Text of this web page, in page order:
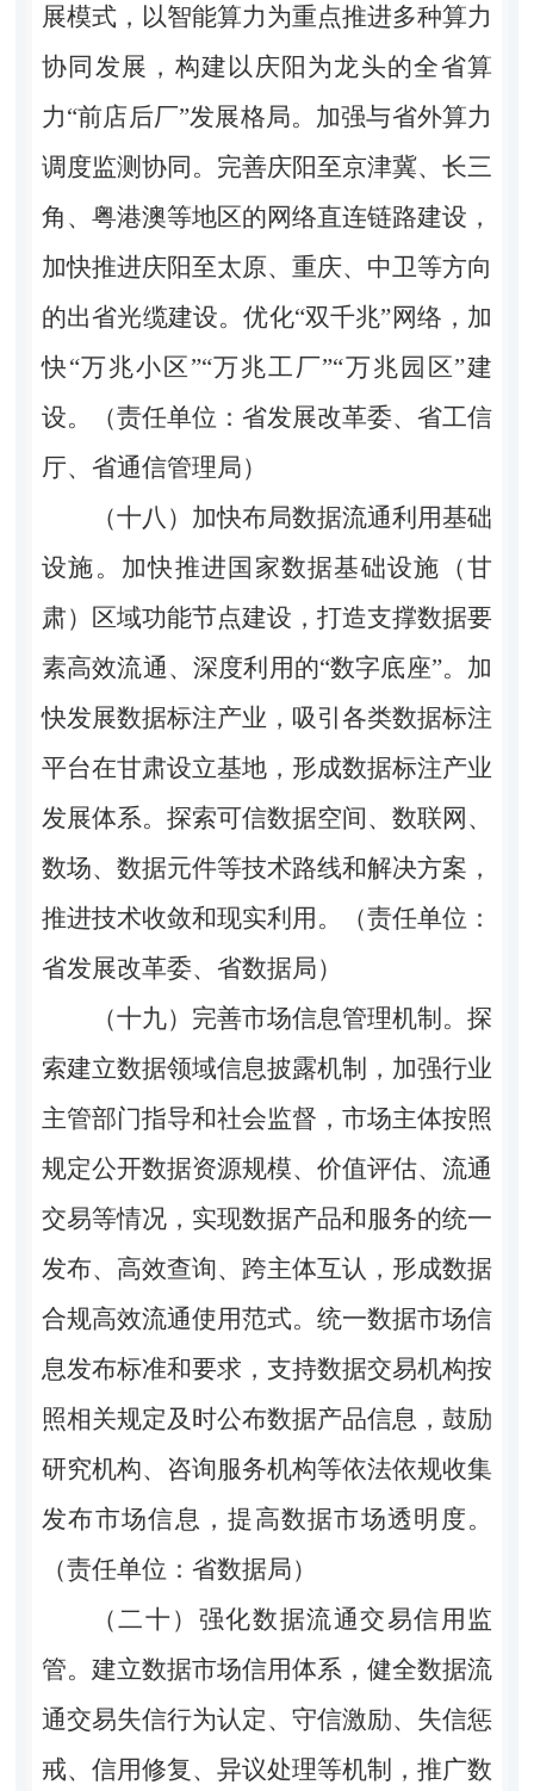
展模式，以智能算力为重点推进多种算力
协同发展，构建以庆阳为龙头的全省算
力“前店后厂”发展格局。加强与省外算力
调度监测协同。完善庆阳至京津冀、长三
角、粤港澳等地区的网络直连链路建设，
加快推进庆阳至太原、重庆、中卫等方向
的出省光缆建设。优化“双千兆”网络，加
快“万兆小区”“万兆工厂”“万兆园区”建
设。（责任单位：省发展改革委、省工信
厅、省通信管理局）
（十八）加快布局数据流通利用基础
设施。 加快推进国家数据基础设施（甘
肃）区域功能节点建设，打造支撑数据要
素高效流通、深度利用的“数字底座”。加
快发展数据标注产业，吸引各类数据标注
平台在甘肃设立基地，形成数据标注产业
发展体系。探索可信数据空间、数联网、
数场、数据元件等技术路线和解决方案，
推进技术收敛和现实利用。（责任单位：
省发展改革委、省数据局）
（十九）完善市场信息管理机制。探
索建立数据领域信息披露机制，加强行业
主管部门指导和社会监督，市场主体按照
规定公开数据资源规模、价值评估、流通
交易等情况，实现数据产品和服务的统一
发布、高效查询、跨主体互认，形成数据
合规高效流通使用范式。统一数据市场信
息发布标准和要求，支持数据交易机构按
照相关规定及时公布数据产品信息，鼓励
研究机构、咨询服务机构等依法依规收集
发布市场信息，提高数据市场透明度。
（责任单位：省数据局）
（二十）强化数据流通交易信用监
管。 建立数据市场信用体系，健全数据流
通交易失信行为认定、守信激励、失信惩
戒、信用修复、异议处理等机制，推广数